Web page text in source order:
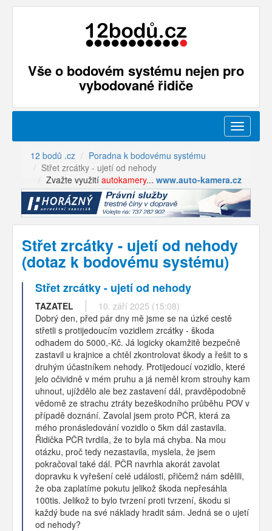
Vše o bodovém systému nejen pro
vybodované řidiče
Menu
12 bodů .cz
Poradna k bodovému systému
Střet zrcátky - ujetí od nehody
Zvažte využití autokamery... www.auto-kamera.cz
Střet zrcátky - ujetí od nehody
(dotaz k bodovému systému)
Střet zrcátky - ujetí od nehody
TAZATEL
10. září 2025 (15:08)
Dobrý den, před pár dny mě jsme se na úzké cestě
střetli s protijedoucím vozidlem zrcátky - škoda
odhadem do 5000,-Kč. Já logicky okamžitě bezpečně
zastavil u krajnice a chtěl zkontrolovat škody a řešit to s
druhým účastníkem nehody. Protijedoucí vozidlo, které
jelo očividně v mém pruhu a já neměl krom strouhy kam
uhnout, ujíždělo ale bez zastavení dál, pravděpodobně
vědomě ze strachu ztráty bezeškodního průběhu POV v
případě doznání. Zavolal jsem proto PČR, která za
mého pronásledování vozidlo o 5km dál zastavila.
Řidička PČR tvrdila, že to byla má chyba. Na mou
otázku, proč tedy nezastavila, myslela, že jsem
pokračoval také dál. PČR navrhla akorát zavolat
dopravku k vyřešení celé události, přičemž nám sdělili,
že oba zaplatíme pokutu jelikož škoda nepřesáhla
100tis. Jelikož to bylo tvrzení proti tvrzení, škodu si
každý bude na své náklady hradit sám. Jedná se o ujetí
od nehody?